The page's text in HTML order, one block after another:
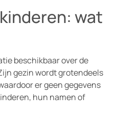
wat
beschikbaar over de
gezin wordt grotendeels
er geen gegevens
hun namen of